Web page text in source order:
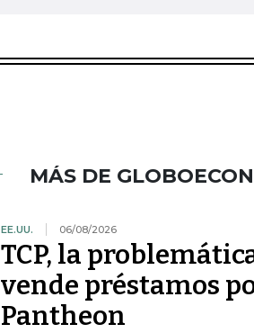
MÁS DE
EE.UU. 06/08/2026
TCP, la
vende préstamos
Pantheon